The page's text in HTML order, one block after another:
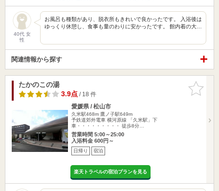
40代 女
性
お風呂も種類があり、脱衣所もきれいで良かったです。 入浴後は
ゆっくり休憩し、食事も量のわりに安かったです。 館内着の大…
関連情報から探す
お気に入
りに追加
たかのこの湯
3.9点/ 18 件
愛媛県 / 松山市
久米駅468m 鷹ノ子駅649m
予鉄道郊外電車 横河原線 「久米駅」下
車・・・・・・・・・ 徒歩8分…
営業時間 5:00～25:00
入浴料金 600円～
日帰り 宿泊
楽天トラベルの宿泊プランを見る